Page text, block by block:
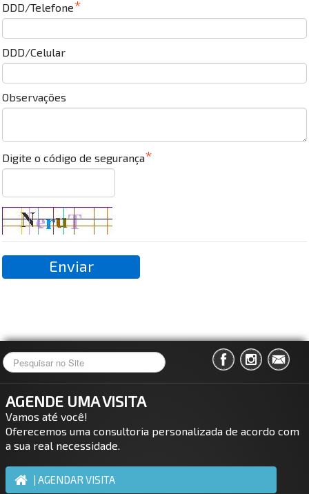
DDD/Telefone
DDD/Celular
Observações
Digite o código de segurança
Enviar
AGENDE UMA VISITA
Vamos até você!
Oferecemos uma consultoria personalizada de acordo com
a sua real necessidade.
| AGENDAR VISITA